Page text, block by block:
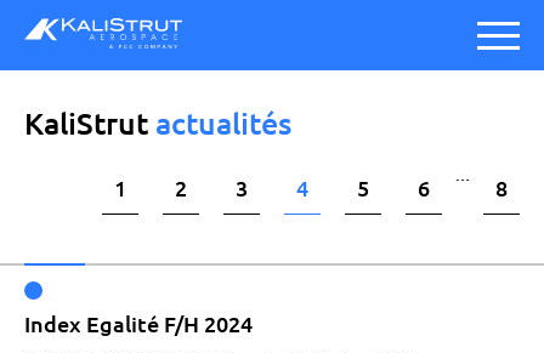
KaliStrut actualités
1 2 3 4 5 6 8
Index Egalité F/H 2024